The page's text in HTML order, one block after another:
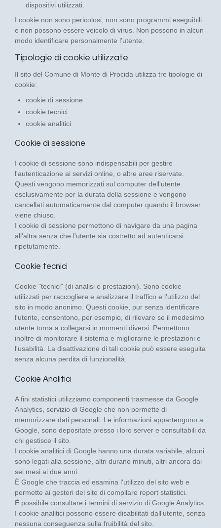
dispositivi utilizzati.
I cookie non sono pericolosi, non sono programmi eseguibili
e non possono essere veicolo di virus. Non possono in alcun
modo identificare personalmente l'utente.
Tipologie di cookie utilizzate
Il sito del Comune di Monte di Procida utilizza tre tipologie di
cookie:
cookie di sessione
cookie tecnici
cookie analitici
Cookie di sessione
I cookie di sessione sono indispensabili per gestire
l'autenticazione ai servizi online, o altre aree riservate.
Questi vengono memorizzati sul computer dell'utente
esclusivamente per la durata della sessione e vengono
cancellati automaticamente dal computer quando il browser
viene chiuso.
I cookie di sessione permettono di navigare da una pagina
all'altra senza che l'utente sia costretto ad autenticarsi
ripetutamente.
Cookie tecnici
Cookie "tecnici" (di analisi e prestazioni). Sono cookie
utilizzati per raccogliere e analizzare il traffico e l'utilizzo del
sito in modo anonimo. Questi cookie, pur senza identificare
l'utente, consentono, per esempio, di rilevare se il medesimo
utente torna a collegarsi in momenti diversi. Permettono
inoltre di monitorare il sistema e migliorarne le prestazioni e
l'usabilità. La disattivazione di tali cookie può essere eseguita
senza alcuna perdita di funzionalità.
Cookie Analitici
A fini statistici utilizziamo componenti trasmesse da Google
Analytics, servizio di Google che non permette di
memorizzare dati personali. Le informazioni appartengono a
Google, sono depositate presso i loro server e consultabili da
chi gestisce il sito.
I cookie analitici di Google hanno una durata variabile, alcuni
sono legati alla sessione, altri durano minuti, altri ancora dai
sei mesi ai due anni.
È Google che traccia ed esamina l'utilizzo del sito web e
permette ai gestori del sito di compilare report statistici.
È possibile consultare i termini di servizio di Google Analytics
I cookie analitici possono essere disabilitati dall'utente, senza
nessuna conseguenza sulla fruibilità del sito.